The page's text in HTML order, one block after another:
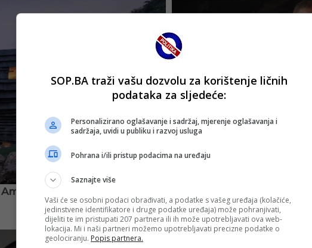
SOP.BA traži vašu dozvolu za korištenje ličnih
podataka za sljedeće:
Personalizirano oglašavanje i sadržaj, mjerenje oglašavanja i
sadržaja, uvidi u publiku i razvoj usluga
Pohrana i/ili pristup podacima na uređaju
Saznajte više
Vaši će se osobni podaci obrađivati, a podatke s vašeg uređaja (kolačiće,
jedinstvene identifikatore i druge podatke uređaja) može pohranjivati,
dijeliti te im pristupati 207 partnera ili ih može upotrebljavati ova web-
lokacija. Mi i naši partneri možemo upotrebljavati precizne podatke o
geolociranju. Popis partnera.